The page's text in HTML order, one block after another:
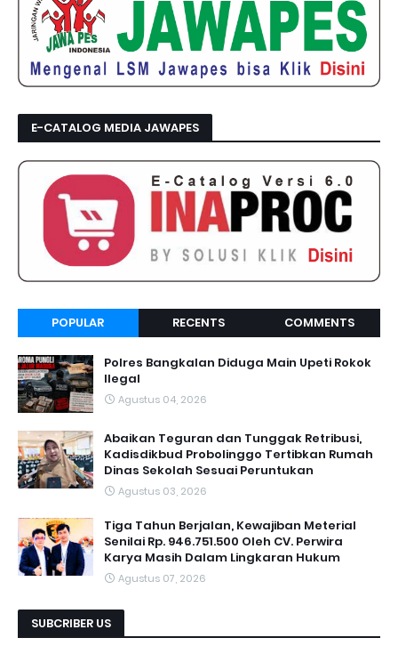
E-CATALOG MEDIA JAWAPES
POPULAR RECENTS COMMENTS
Polres Bangkalan Diduga Main Upeti Rokok
Ilegal
Agustus 04, 2026
Abaikan Teguran dan Tunggak Retribusi,
Kadisdikbud Probolinggo Tertibkan Rumah
Dinas Sekolah Sesuai Peruntukan
Agustus 03, 2026
Tiga Tahun Berjalan, Kewajiban Meterial
Senilai Rp. 946.751.500 Oleh CV. Perwira
Karya Masih Dalam Lingkaran Hukum
Agustus 07, 2026
SUBCRIBER US